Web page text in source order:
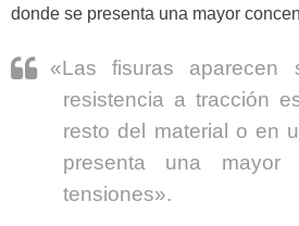
donde se presenta una mayor
«Las fisuras aparecen
resistencia a tracción
resto del material o en
presenta una mayor
tensiones».